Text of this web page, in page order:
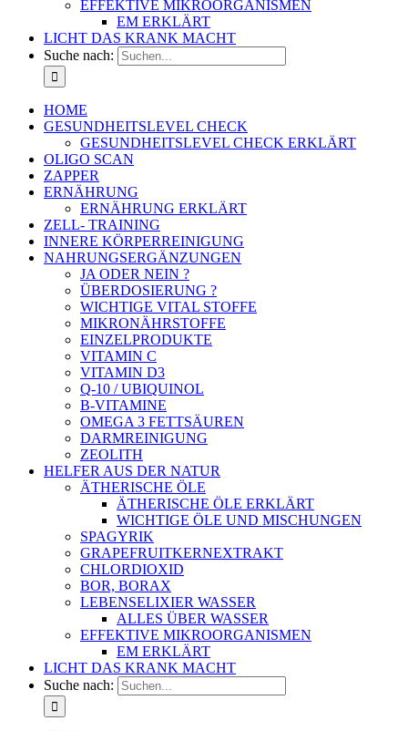
EFFEKTIVE MIKROORGANISMEN
EM ERKLÄRT
LICHT DAS KRANK MACHT
Suche nach:
HOME
GESUNDHEITSLEVEL CHECK
GESUNDHEITSLEVEL CHECK ERKLÄRT
OLIGO SCAN
ZAPPER
ERNÄHRUNG
ERNÄHRUNG ERKLÄRT
ZELL- TRAINING
INNERE KÖRPERREINIGUNG
NAHRUNGSERGÄNZUNGEN
JA ODER NEIN ?
ÜBERDOSIERUNG ?
WICHTIGE VITAL STOFFE
MIKRONÄHRSTOFFE
EINZELPRODUKTE
VITAMIN C
VITAMIN D3
Q-10 / UBIQUINOL
B-VITAMINE
OMEGA 3 FETTSÄUREN
DARMREINIGUNG
ZEOLITH
HELFER AUS DER NATUR
ÄTHERISCHE ÖLE
ÄTHERISCHE ÖLE ERKLÄRT
WICHTIGE ÖLE UND MISCHUNGEN
SPAGYRIK
GRAPEFRUITKERNEXTRAKT
CHLORDIOXID
BOR, BORAX
LEBENSELIXIER WASSER
ALLES ÜBER WASSER
EFFEKTIVE MIKROORGANISMEN
EM ERKLÄRT
LICHT DAS KRANK MACHT
Suche nach: